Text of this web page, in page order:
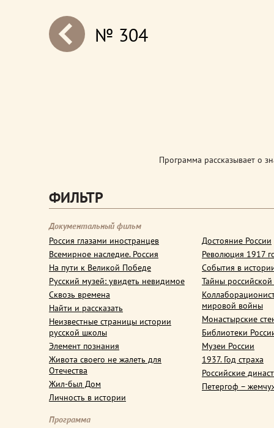
next№ 304
Программа рассказывает о
ФИЛЬТР
Документальный фильм
Россия глазами иностранцев
Всемирное наследие. Россия
На пути к Великой Победе
Русский музей: увидеть невидимое
Сквозь времена
Найти и рассказать
Неизвестные страницы истории
русской школы
Элемент познания
Живота своего не жалеть для
Отечества
Жил-был Дом
Личность в истории
Достояние России
Революция 1917
События в
Тайны
мировой войны
Монастырские
Библиотеки
Музеи России
1937. Год страха
Российские
Петергоф –
Программа